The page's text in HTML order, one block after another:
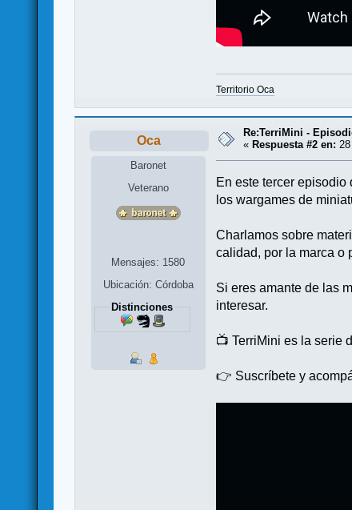
Territorio Oca
Oca
Baronet
Veterano
Mensajes: 1580
Ubicación: Córdoba
Distinciones
Re:TerriMini -
« Respuesta #2 en:
En este tercer
los wargames de
Charlamos sobre
calidad, por la marca o
Si eres amante de las
interesar.
📺 TerriMini es la serie
👉 Suscríbete y